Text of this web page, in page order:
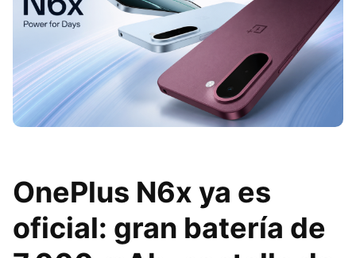
OnePlus N6x ya es
oficial: gran batería de